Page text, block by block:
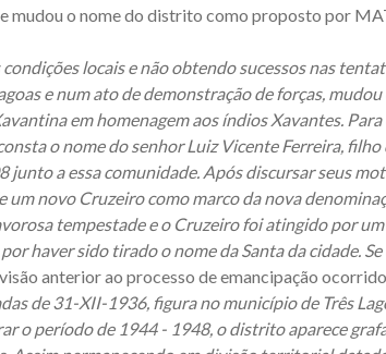
mudou o nome do distrito como proposto por
locais e não obtendo sucessos nas
e num ato de demonstração de forças,
em homenagem aos índios Xavantes.
o nome do senhor Luiz Vicente Ferreira,
junto a essa comunidade. Após discursar seus
um novo Cruzeiro como marco da nova
tempestade e o Cruzeiro foi atingido por
haver sido tirado o nome da Santa da cidade.
anterior ao processo de emancipação
de 31-XII-1936, figura no município de Três
o período de 1944 - 1948, o distrito aparece